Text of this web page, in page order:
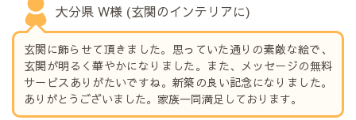
大分県 W様 (玄関のインテリアに)
玄関に飾らせて頂きました。思っていた通りの素敵な絵で、
玄関が明るく華やかになりました。また、メッセージの無料
サービスありがたいですね。新築の良い記念になりました。
ありがとうございました。家族一同満足しております。